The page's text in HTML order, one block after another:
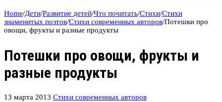
Home/Дети/Развитие детей/Что почитать/Стихи/Стихи
знаменитых поэтов/Стихи современных авторов/Потешки про
овощи, фрукты и разные продукты
Потешки про овощи, фрукты и
разные продукты
13 марта 2013 Стихи современных авторов